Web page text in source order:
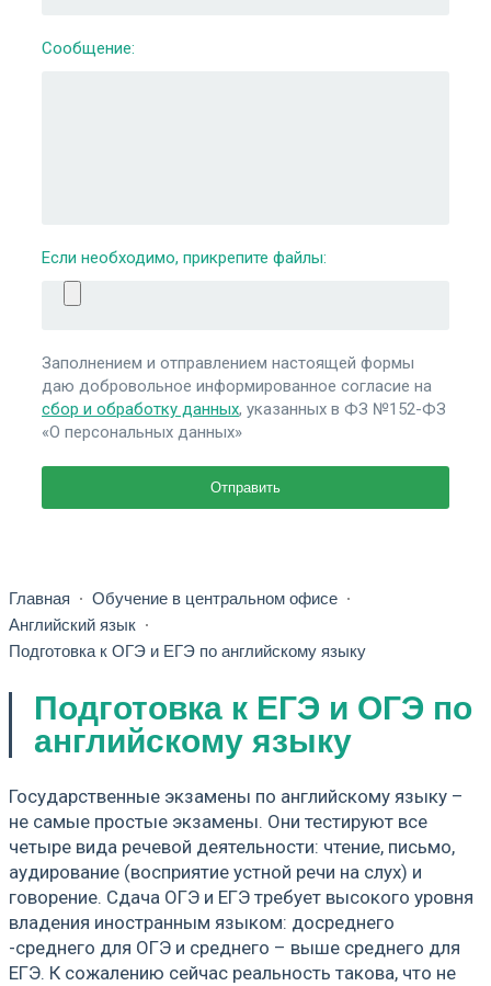
Сообщение:
Если необходимо, прикрепите файлы:
Заполнением и отправлением настоящей формы
даю добровольное информированное согласие на
сбор и обработку данных, указанных в ФЗ №152-ФЗ
«О персональных данных»
Главная
Обучение в центральном офисе
Английский язык
Подготовка к ОГЭ и ЕГЭ по английскому языку
Подготовка к ЕГЭ и ОГЭ по
английскому языку
Государственные экзамены по английскому языку –
не самые простые экзамены. Они тестируют все
четыре вида речевой деятельности: чтение, письмо,
аудирование (восприятие устной речи на слух) и
говорение. Сдача ОГЭ и ЕГЭ требует высокого уровня
владения иностранным языком: досреднего
-среднего для ОГЭ и среднего – выше среднего для
ЕГЭ. К сожалению сейчас реальность такова, что не